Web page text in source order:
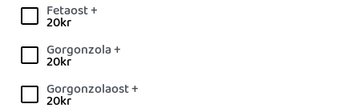
Fetaost +
20kr
Gorgonzola +
20kr
Gorgonzolaost +
20kr